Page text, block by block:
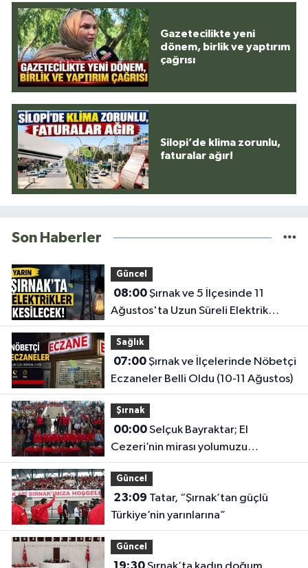
Gazetecilikte yeni
dönem, birlik ve yaptırım
çağrısı
Silopi’de klima zorunlu,
faturalar ağır!
Son Haberler
Güncel
08:00Şırnak ve 5 İlçesinde 11
Ağustos'ta Uzun Süreli Elektrik
Kesintisi Yapılacak
Sağlık
07:00Şırnak ve İlçelerinde Nöbetçi
Eczaneler Belli Oldu (10-11 Ağustos)
Şırnak
00:00Selçuk Bayraktar; El
Cezeri’nin mirası yolumuzu
aydınlatıyor
Güncel
23:09
Türkiye’nin yarınlarına”
Güncel